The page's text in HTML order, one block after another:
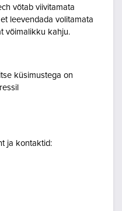
võtab viivitamata
leevendada volitamata
võimalikku kahju.
küsimustega on
ja kontaktid: